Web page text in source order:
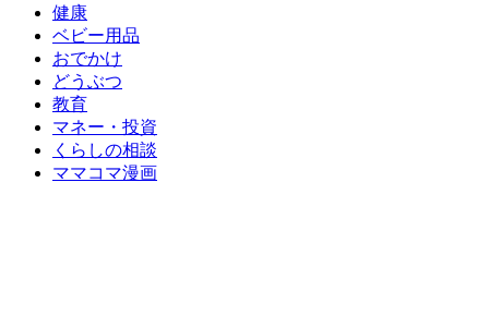
健康
ベビー用品
おでかけ
どうぶつ
教育
マネー・投資
くらしの相談
ママコマ漫画